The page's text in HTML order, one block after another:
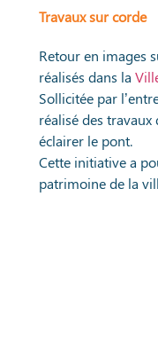
Travaux sur corde
Retour en images
réalisés dans la
Sollicitée par
réalisé des
éclairer le pont.
Cette initiative a
patrimoine de la